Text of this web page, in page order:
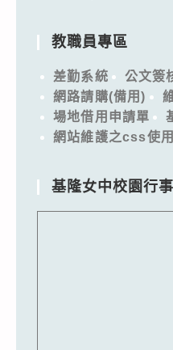
教職員專區
差勤系統 公文簽
網路請購(備用)
場地借用申請單
網站維護之css使
基隆女中校園行